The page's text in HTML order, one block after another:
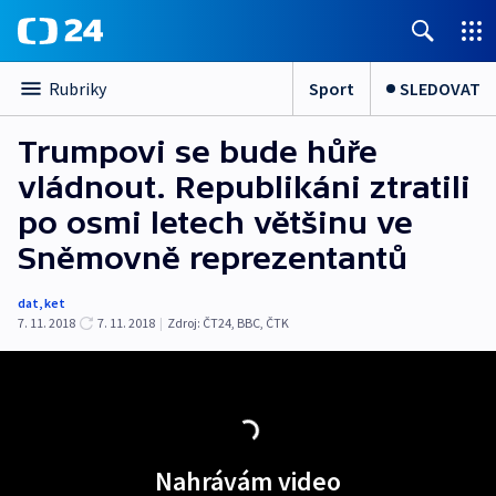
Rubriky Sport SLEDOVAT
Trumpovi se bude hůře
vládnout. Republikáni ztratili
po osmi letech většinu ve
Sněmovně reprezentantů
dat,ket
7. 11. 2018
7. 11. 2018 | Zdroj: ČT24, BBC, ČTK
Nahrávám video